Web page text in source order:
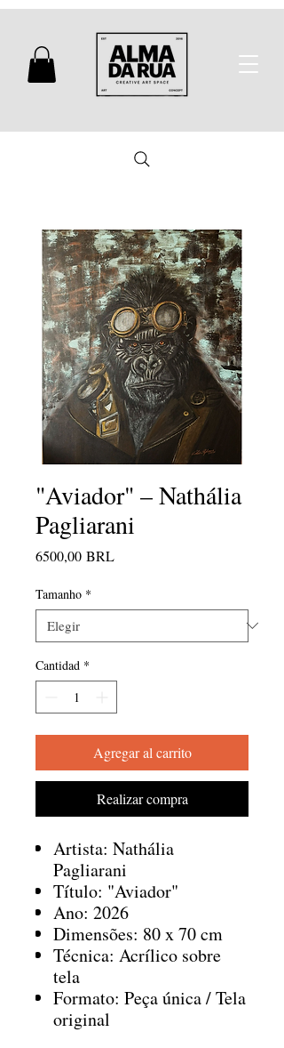
"Aviador" – Nathália
Pagliarani
6500,00 BRLPrecio
Tamanho *
Cantidad *
Agregar al carrito
Realizar compra
Artista: Nathália
Pagliarani
Título: "Aviador"
Ano: 2026
Dimensões: 80 x 70 cm
Técnica: Acrílico sobre
tela
Formato: Peça única / Tela
original